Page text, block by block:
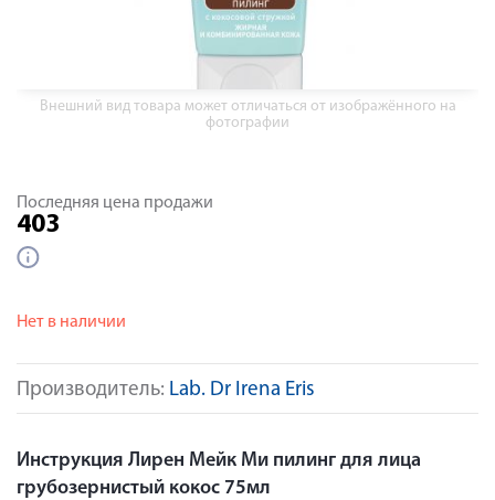
Внешний вид товара может отличаться от изображённого на
фотографии
Производитель: Lab. Dr Irena Eris
Последняя цена продажи
403
Нет в наличии
Инструкция Лирен Мейк Ми пилинг для лица
грубозернистый кокос 75мл